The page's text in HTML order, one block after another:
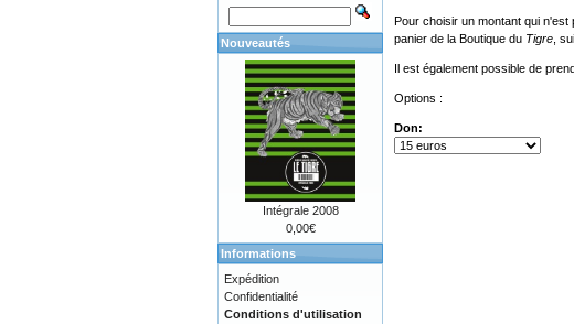
Pour choisir un montant qui
panier de la Boutique du Tigre ,
Il est également possible de
Options :
Don:
Nouveautés
Intégrale 2008
0,00€
Informations
Expédition
Confidentialité
Conditions d'utilisation